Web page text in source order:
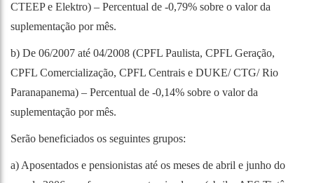
CTEEP e Elektro) – Percentual de -0,79% sobre o valor da
suplementação por mês.
b) De 06/2007 até 04/2008 (CPFL Paulista, CPFL Geração,
CPFL Comercialização, CPFL Centrais e DUKE/ CTG/ Rio
Paranapanema) – Percentual de -0,14% sobre o valor da
suplementação por mês.
Serão beneficiados os seguintes grupos:
a) Aposentados e pensionistas até os meses de abril e junho do